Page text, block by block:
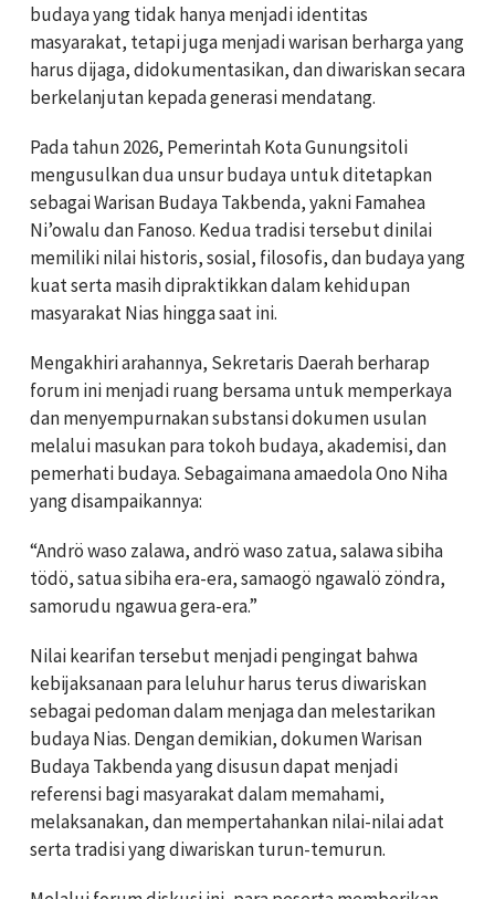
budaya yang tidak hanya menjadi identitas
masyarakat, tetapi juga menjadi warisan berharga yang
harus dijaga, didokumentasikan, dan diwariskan secara
berkelanjutan kepada generasi mendatang.
Pada tahun 2026, Pemerintah Kota Gunungsitoli
mengusulkan dua unsur budaya untuk ditetapkan
sebagai Warisan Budaya Takbenda, yakni Famahea
Ni’owalu dan Fanoso. Kedua tradisi tersebut dinilai
memiliki nilai historis, sosial, filosofis, dan budaya yang
kuat serta masih dipraktikkan dalam kehidupan
masyarakat Nias hingga saat ini.
Mengakhiri arahannya, Sekretaris Daerah berharap
forum ini menjadi ruang bersama untuk memperkaya
dan menyempurnakan substansi dokumen usulan
melalui masukan para tokoh budaya, akademisi, dan
pemerhati budaya. Sebagaimana amaedola Ono Niha
yang disampaikannya:
“Andrö waso zalawa, andrö waso zatua, salawa sibiha
tödö, satua sibiha era-era, samaogö ngawalö zöndra,
samorudu ngawua gera-era.”
Nilai kearifan tersebut menjadi pengingat bahwa
kebijaksanaan para leluhur harus terus diwariskan
sebagai pedoman dalam menjaga dan melestarikan
budaya Nias. Dengan demikian, dokumen Warisan
Budaya Takbenda yang disusun dapat menjadi
referensi bagi masyarakat dalam memahami,
melaksanakan, dan mempertahankan nilai-nilai adat
serta tradisi yang diwariskan turun-temurun.